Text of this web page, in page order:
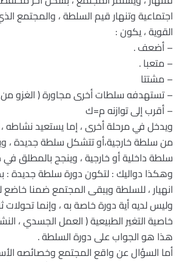
اجتماعية وتنهار قيم السلطة ، والمجتمع
القوية ، يكون :
– أضعف .
– متعبا .
– مشتتا
– تستهدفه سلطات أخرى مجاورة ( الغزو من
– أقرب إلى توازنه م=ك
ويدخل في مرحلة أخرى ، إما يستعيد نشاطه
من سلطة خارجية،أو تتشكل سلطة جديدة ،
سلطة داخلية أو خارجية ، وينجح بالمطلق
وهكذا دواليك : لتكون دورة سلطة جديدة :
انهيار ، للسلطة ويبقى المجتمع ضمنا خاضع
وليس لديه أية دورة خاصة به ، وإنما تحولات
خاصية التغير الطبيعية ( العمل الجسدي ،
هذا هو الجواب على دورة السلطة .
أما السؤال عن واقع المجتمع وخصائصه